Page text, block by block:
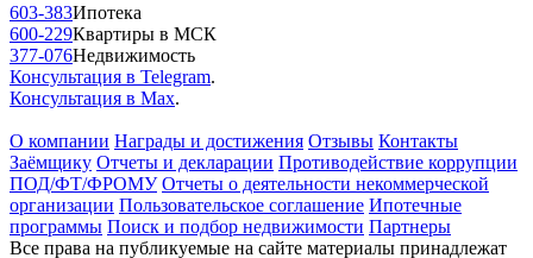
603-383Ипотека
600-229Квартиры в МСК
377-076Недвижимость
Консультация в Telegram.
Консультация в Max.
О компании Награды и достижения Отзывы Контакты
Заёмщику Отчеты и декларации Противодействие коррупции
ПОД/ФТ/ФРОМУ Отчеты о деятельности некоммерческой
организации Пользовательское соглашение Ипотечные
программы Поиск и подбор недвижимости Партнеры
Все права на публикуемые на сайте материалы принадлежат